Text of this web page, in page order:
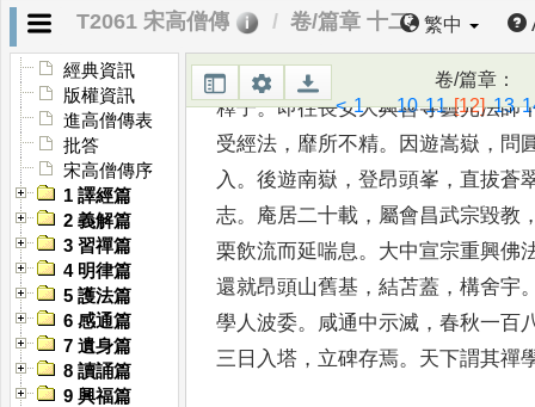
T2061 宋高僧傳 卷/篇章 十二 繁中
經典資訊
版權資訊
進高僧傳表
批答
宋高僧傳序
1 譯經篇
2 義解篇
3 習禪篇
4 明律篇
5 護法篇
6 感通篇
7 遺身篇
8 讀誦篇
9 興福篇
卷/篇章：
< 1...10 11 [12] 13
釋日照 ，姓劉氏，岐下人也 。
家世
博覽經籍，復於 》、《老》，
釋子。即往長安大興善寺曇光法師
受經法 ， 靡所不精。 因遊嵩嶽 ， 問
入 。後遊南嶽 ，登昂頭峯 ， 直拔蒼
志。 庵居二十載 ， 屬會昌武宗毀教
栗飲流而延喘息。 大中宣宗重興佛
還就昂頭山舊基 ，結苫蓋 ，構舍宇
學人波委。 咸通中示滅 ，春秋一百
三日入塔 ， 立碑存焉。 天下謂其禪